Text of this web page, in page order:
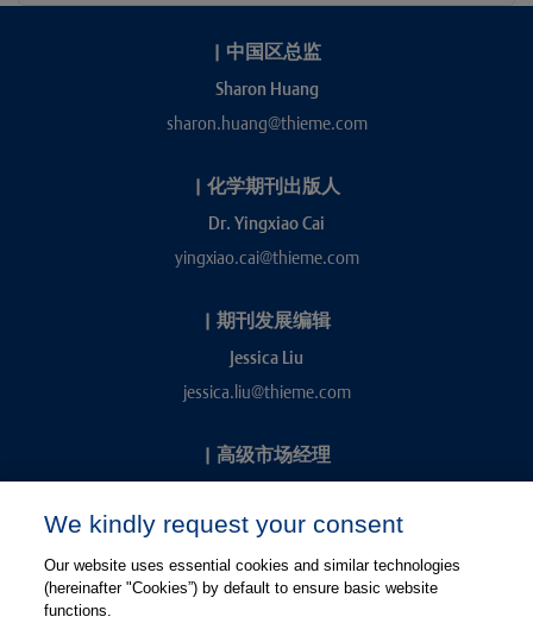
| 中国区总监
Sharon Huang
sharon.huang@thieme.com
| 化学期刊出版人
Dr. Yingxiao Cai
yingxiao.cai@thieme.com
| 期刊发展编辑
Jessica Liu
jessica.liu@thieme.com
| 高级市场经理
kevin.chang@thieme.com
We kindly request your consent
Our website uses essential cookies and similar technologies
(hereinafter "Cookies”) by default to ensure basic website
functions.